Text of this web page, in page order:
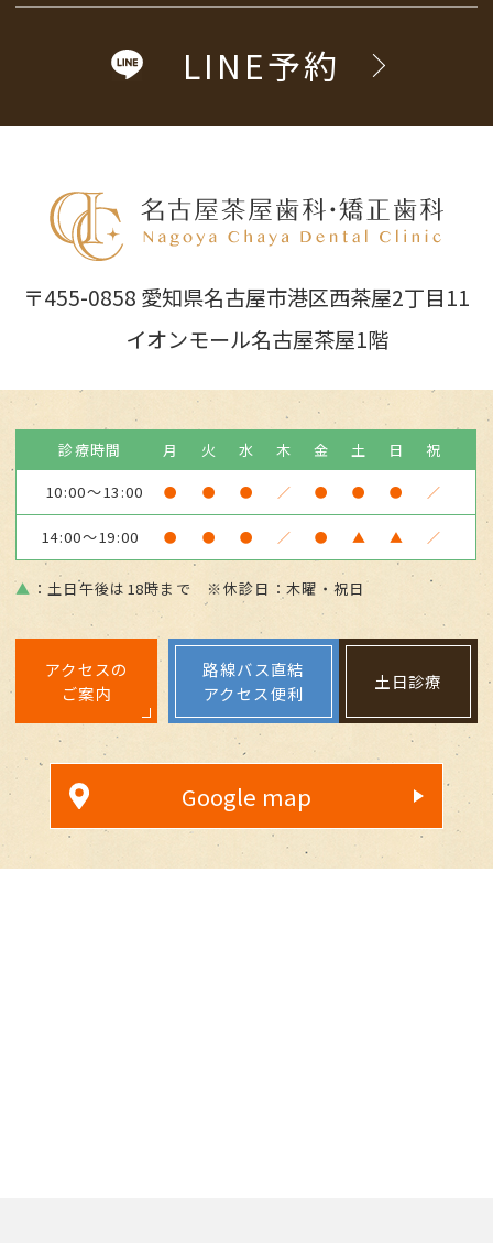
LINE予約
〒455-0858 愛知県名古屋市港区西茶屋2丁目11
イオンモール名古屋茶屋1階
診療時間 月 火 水 木 金 土 日
祝
10:00～13:00
● ● ● ／ ● ● ● ／
14:00～19:00 ● ● ● ／ ● ▲ ▲ ／
▲ ：土日午後は18時まで ※休診日：木曜・祝日
アクセスの
ご案内
路線バス直結
アクセス便利
土日診療
Google map